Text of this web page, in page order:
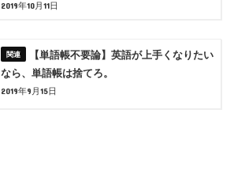
2019年10月11日
【単語帳不要論】英語が上手くなりたい
なら、単語帳は捨てろ。
2019年9月15日